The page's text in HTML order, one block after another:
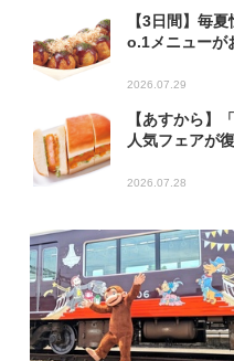
【3日間】毎
o.1メニューが
2026.07.29
【あすから】
人気フェアが
2026.07.28